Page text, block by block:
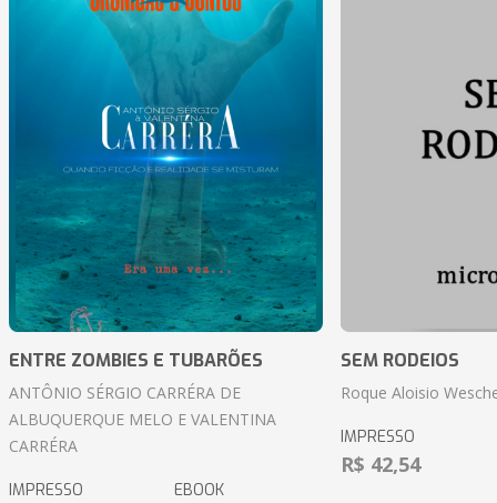
ENTRE ZOMBIES E TUBARÕES
ANTÔNIO SÉRGIO CARRÉRA DE
ALBUQUERQUE MELO E VALENTINA
CARRÉRA
IMPRESSO EBOOK
SEM RODEIOS
Roque Aloisio
IMPRESSO
R$ 42,54